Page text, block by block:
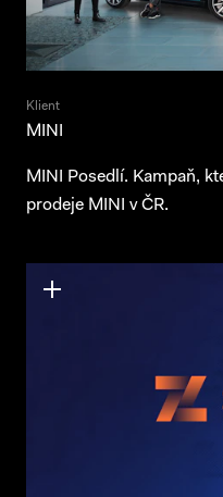
Klient
MINI
MINI Posedlí. Kampaň,
prodeje MINI v ČR.